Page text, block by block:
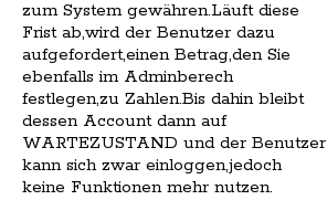
zum System gewähren.Läuft diese
Frist ab,wird der Benutzer dazu
aufgefordert,einen Betrag,den Sie
ebenfalls im Adminberech
festlegen,zu Zahlen.Bis dahin bleibt
dessen Account dann auf
WARTEZUSTAND und der Benutzer
kann sich zwar einloggen,jedoch
keine Funktionen mehr nutzen.